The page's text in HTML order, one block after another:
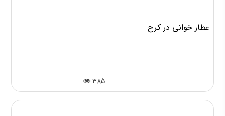
عطار خوانی در کرج
385